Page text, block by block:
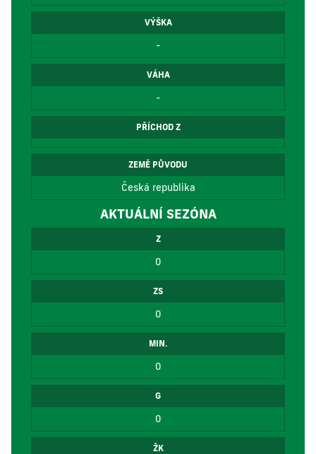
VÝŠKA
-
VÁHA
-
PŘÍCHOD Z
ZEMĚ PŮVODU
Česká republika
AKTUÁLNÍ SEZÓNA
Z
0
ZS
0
MIN.
0
G
0
ŽK